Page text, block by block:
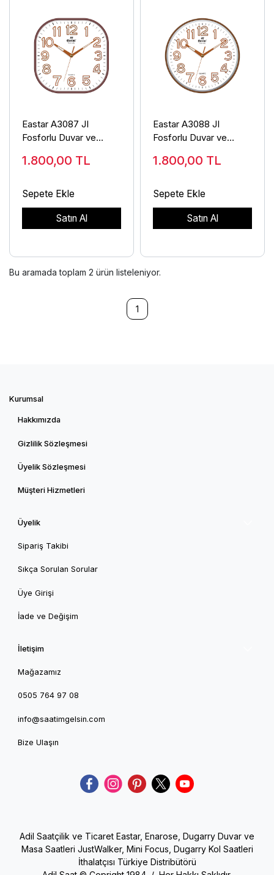
Eastar A3087 JI
Fosforlu Duvar ve
1.800,00 TL
Sepete Ekle
Satın Al
Eastar A3088 JI
Fosforlu Duvar ve
1.800,00 TL
Sepete Ekle
Satın Al
Bu aramada toplam 2 ürün listeleniyor.
1
Kurumsal
Hakkımızda
Gizlilik Sözleşmesi
Üyelik Sözleşmesi
Müşteri Hizmetleri
Üyelik
Sipariş Takibi
Sıkça Sorulan Sorular
Üye Girişi
İade ve Değişim
İletişim
Mağazamız
0505 764 97 08
info@saatimgelsin.com
Bize Ulaşın
Adil Saatçilik ve Ticaret Eastar, Enarose, Dugarry Duvar ve
Masa Saatleri JustWalker, Mini Focus, Dugarry Kol Saatleri
İthalatçısı Türkiye Distribütörü